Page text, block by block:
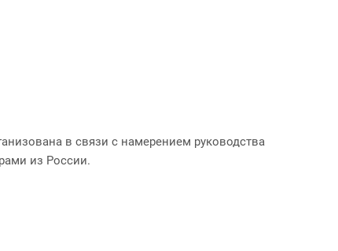
в связи с намерением руководства
из России.